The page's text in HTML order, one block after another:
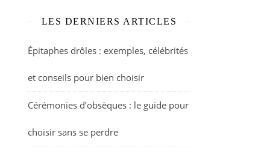
LES DERNIERS ARTICLES
Épitaphes drôles : exemples, célébrités
et conseils pour bien choisir
Cérémonies d’obsèques : le guide pour
choisir sans se perdre